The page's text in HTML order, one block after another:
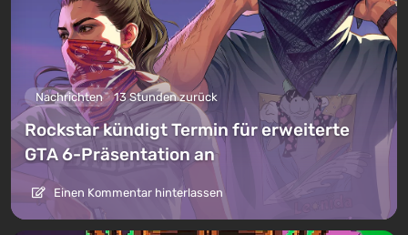
Nachrichten 13 Stunden zurück
Rockstar kündigt Termin für erweiterte
GTA 6-Präsentation an
Einen Kommentar hinterlassen